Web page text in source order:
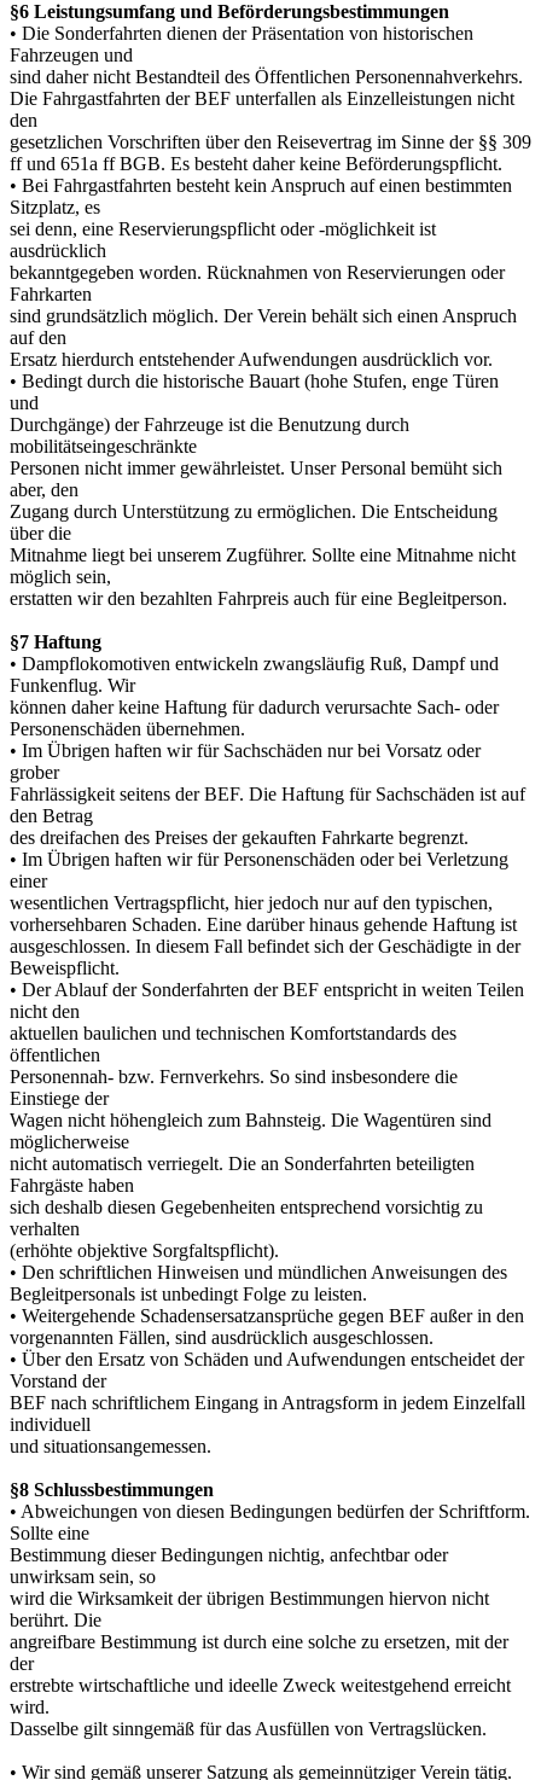
§6 Leistungsumfang und Beförderungsbestimmungen
• Die Sonderfahrten dienen der Präsentation von historischen
Fahrzeugen und
sind daher nicht Bestandteil des Öffentlichen Personennahverkehrs.
Die Fahrgastfahrten der BEF unterfallen als Einzelleistungen nicht
den
gesetzlichen Vorschriften über den Reisevertrag im Sinne der §§ 309
ff und 651a ff BGB. Es besteht daher keine Beförderungspflicht.
• Bei Fahrgastfahrten besteht kein Anspruch auf einen bestimmten
Sitzplatz, es
sei denn, eine Reservierungspflicht oder -möglichkeit ist
ausdrücklich
bekanntgegeben worden. Rücknahmen von Reservierungen oder
Fahrkarten
sind grundsätzlich möglich. Der Verein behält sich einen Anspruch
auf den
Ersatz hierdurch entstehender Aufwendungen ausdrücklich vor.
• Bedingt durch die historische Bauart (hohe Stufen, enge Türen
und
Durchgänge) der Fahrzeuge ist die Benutzung durch
mobilitätseingeschränkte
Personen nicht immer gewährleistet. Unser Personal bemüht sich
aber, den
Zugang durch Unterstützung zu ermöglichen. Die Entscheidung
über die
Mitnahme liegt bei unserem Zugführer. Sollte eine Mitnahme nicht
möglich sein,
erstatten wir den bezahlten Fahrpreis auch für eine Begleitperson.
§7 Haftung
• Dampflokomotiven entwickeln zwangsläufig Ruß, Dampf und
Funkenflug. Wir
können daher keine Haftung für dadurch verursachte Sach- oder
Personenschäden übernehmen.
• Im Übrigen haften wir für Sachschäden nur bei Vorsatz oder
grober
Fahrlässigkeit seitens der BEF. Die Haftung für Sachschäden ist auf
den Betrag
des dreifachen des Preises der gekauften Fahrkarte begrenzt.
• Im Übrigen haften wir für Personenschäden oder bei Verletzung
einer
wesentlichen Vertragspflicht, hier jedoch nur auf den typischen,
vorhersehbaren Schaden. Eine darüber hinaus gehende Haftung ist
ausgeschlossen. In diesem Fall befindet sich der Geschädigte in der
Beweispflicht.
• Der Ablauf der Sonderfahrten der BEF entspricht in weiten Teilen
nicht den
aktuellen baulichen und technischen Komfortstandards des
öffentlichen
Personennah- bzw. Fernverkehrs. So sind insbesondere die
Einstiege der
Wagen nicht höhengleich zum Bahnsteig. Die Wagentüren sind
möglicherweise
nicht automatisch verriegelt. Die an Sonderfahrten beteiligten
Fahrgäste haben
sich deshalb diesen Gegebenheiten entsprechend vorsichtig zu
verhalten
(erhöhte objektive Sorgfaltspflicht).
• Den schriftlichen Hinweisen und mündlichen Anweisungen des
Begleitpersonals ist unbedingt Folge zu leisten.
• Weitergehende Schadensersatzansprüche gegen BEF außer in den
vorgenannten Fällen, sind ausdrücklich ausgeschlossen.
• Über den Ersatz von Schäden und Aufwendungen entscheidet der
Vorstand der
BEF nach schriftlichem Eingang in Antragsform in jedem Einzelfall
individuell
und situationsangemessen.
§8 Schlussbestimmungen
• Abweichungen von diesen Bedingungen bedürfen der Schriftform.
Sollte eine
Bestimmung dieser Bedingungen nichtig, anfechtbar oder
unwirksam sein, so
wird die Wirksamkeit der übrigen Bestimmungen hiervon nicht
berührt. Die
angreifbare Bestimmung ist durch eine solche zu ersetzen, mit der
der
erstrebte wirtschaftliche und ideelle Zweck weitestgehend erreicht
wird.
Dasselbe gilt sinngemäß für das Ausfüllen von Vertragslücken.
• Wir sind gemäß unserer Satzung als gemeinnütziger Verein tätig.